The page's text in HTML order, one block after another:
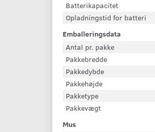
Batterikapacitet
Opladningstid for batteri
Emballeringsdata
Antal pr. pakke
Pakkebredde
Pakkedybde
Pakkehøjde
Pakketype
Pakkevægt
Mus